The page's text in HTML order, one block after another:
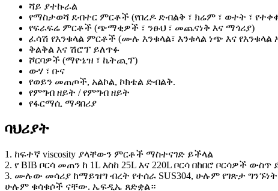
ሻይ ያተኩራል
የማስታወሻ ደብተር ምርቶች (የበረዶ ድብልቅ ፣ ክሬም ፣ ወተት ፣
የፍራፍሬ ምርቶች (ጭማቂዎች ፣ ንፁህ ፣ መጨናነቅ እና ማጎሪያ)
ፈሳሽ የእንቁላል ምርቶች (ሙሉ እንቁላል፣ እንቁላል ነጭ እና የእንቁላል
ቅልቅል እና ሽሮፕ ይለጥፉ
ሾርባዎች (ማዮኔዝ ፣ ኬትጪፕ)
ውሃ ፣ ቡና
የወይን መጠጦች, አልኮል, ኮክቴል ድብልቅ.
የምግብ ዘይት / የምግብ ዘይት
የፋርማሲ ማዳበሪያ
ባህሪያት
1. ከፍተኛ viscosity ያላቸውን ምርቶች ማስተናገድ ይችላል
2. የ BIB ቦርሳ መጠን ከ 1L እስከ 25L እና 220L ቦርሳ በከበሮ ቦርሳዎች ውስጥ
3. ሙሉው መሳሪያ ከማይዝግ ብረት የተሰራ SUS304, ሁሉም የገጽታ
ሁሉም ቁሳቁሶች ናቸው. ኤፍዲኤ ጸድቋል።